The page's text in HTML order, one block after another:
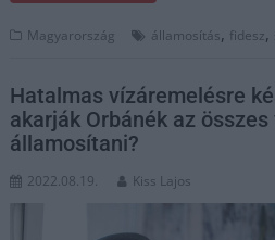
Magyarország államosítás, fidesz,
Hatalmas vízáremelésre
akarják Orbánék az
államosítani?
2022.08.19. Kiss Lajos